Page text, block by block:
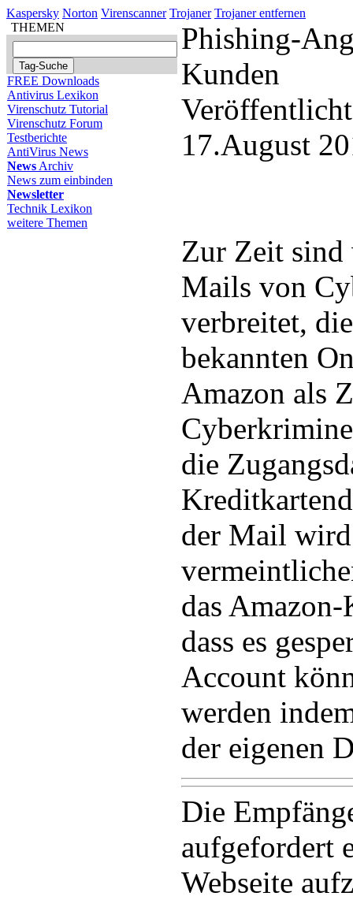
Kaspersky Norton Virenscanner Trojaner Trojaner entfernen
THEMEN
FREE Downloads
Antivirus Lexikon
Virenschutz Tutorial
Virenschutz Forum
Testberichte
AntiVirus News
News Archiv
News zum einbinden
Newsletter
Technik Lexikon
weitere Themen
Phishing-
Kunden
17.August
Zur Zeit sind
Mails von
verbreitet,
bekannten
Amazon als
die
der Mail
das
dass es
Account
werden
der eigenen
Die
aufgefordert
Webseite